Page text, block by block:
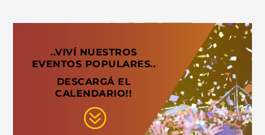
..VIVÍ NUESTROS
EVENTOS POPULARES..
DESCARGÁ EL
CALENDARIO!!
?